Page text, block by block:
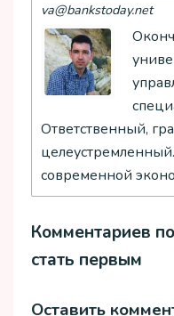
va@bankstoday.net
Ответственный,
современной
Комментариев
стать первым
Оставить